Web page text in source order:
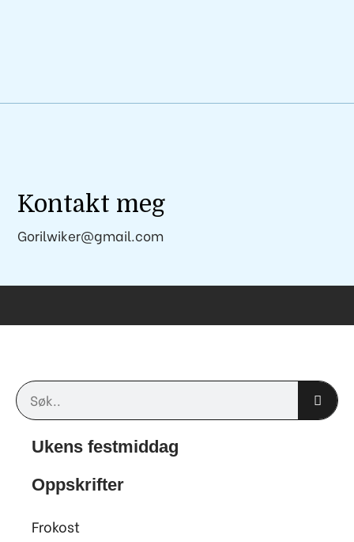
Kontakt meg
Gorilwiker@gmail.com
Søk
Ukens festmiddag
Oppskrifter
Frokost